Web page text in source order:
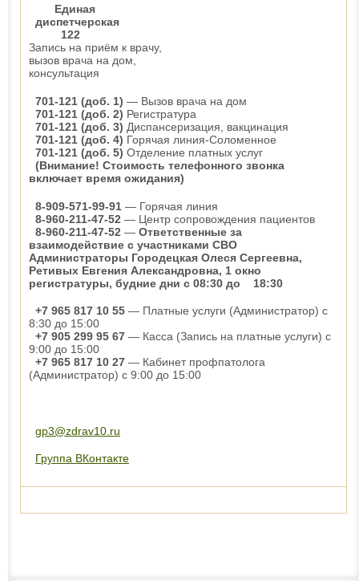
Единая
диспетчерская
122
Запись на приём к врачу,
вызов врача на дом,
консультация
701-121 (доб. 1) — Вызов врача на дом
701-121 (доб. 2) Регистратура
701-121 (доб. 3) Диспансеризация, вакцинация
701-121 (доб. 4) Горячая линия-Соломенное
701-121 (доб. 5) Отделение платных услуг
(Внимание! Стоимость телефонного звонка
включает время ожидания)
8-909-571-99-91 — Горячая линия
8-960-211-47-52 — Центр сопровождения пациентов
8-960-211-47-52 — Ответственные за
взаимодействие с участниками СВО
Администраторы Городецкая Олеся Сергеевна,
Ретивых Евгения Александровна, 1 окно
регистратуры, будние дни с 08:30 до 18:30
+7 965 817 10 55 — Платные услуги (Администратор) с
8:30 до 15:00
+7 905 299 95 67 — Касса (Запись на платные услуги) с
9:00 до 15:00
+7 965 817 10 27 — Кабинет профпатолога
(Администратор) с 9:00 до 15:00
gp3@zdrav10.ru
Группа ВКонтакте